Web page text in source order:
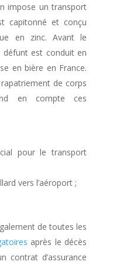
impose un transport
capitonné et conçu
en zinc. Avant le
est conduit en
en bière en France.
de corps
en compte ces
pour le transport
vers l’aéroport ;
de toutes les
après le décès
contrat d’assurance